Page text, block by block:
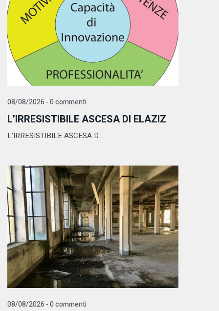
08/08/2026 - 0 commenti
L’IRRESISTIBILE ASCESA DI ELAZIZ
L’IRRESISTIBILE ASCESA D ...
08/08/2026 - 0 commenti